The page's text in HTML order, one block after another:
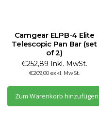
Camgear ELPB-4 Elite
Telescopic Pan Bar (set
of 2)
€252,89 Inkl. MwSt.
€209,00 exkl. MwSt.
Zum Warenkorb hinzufügen